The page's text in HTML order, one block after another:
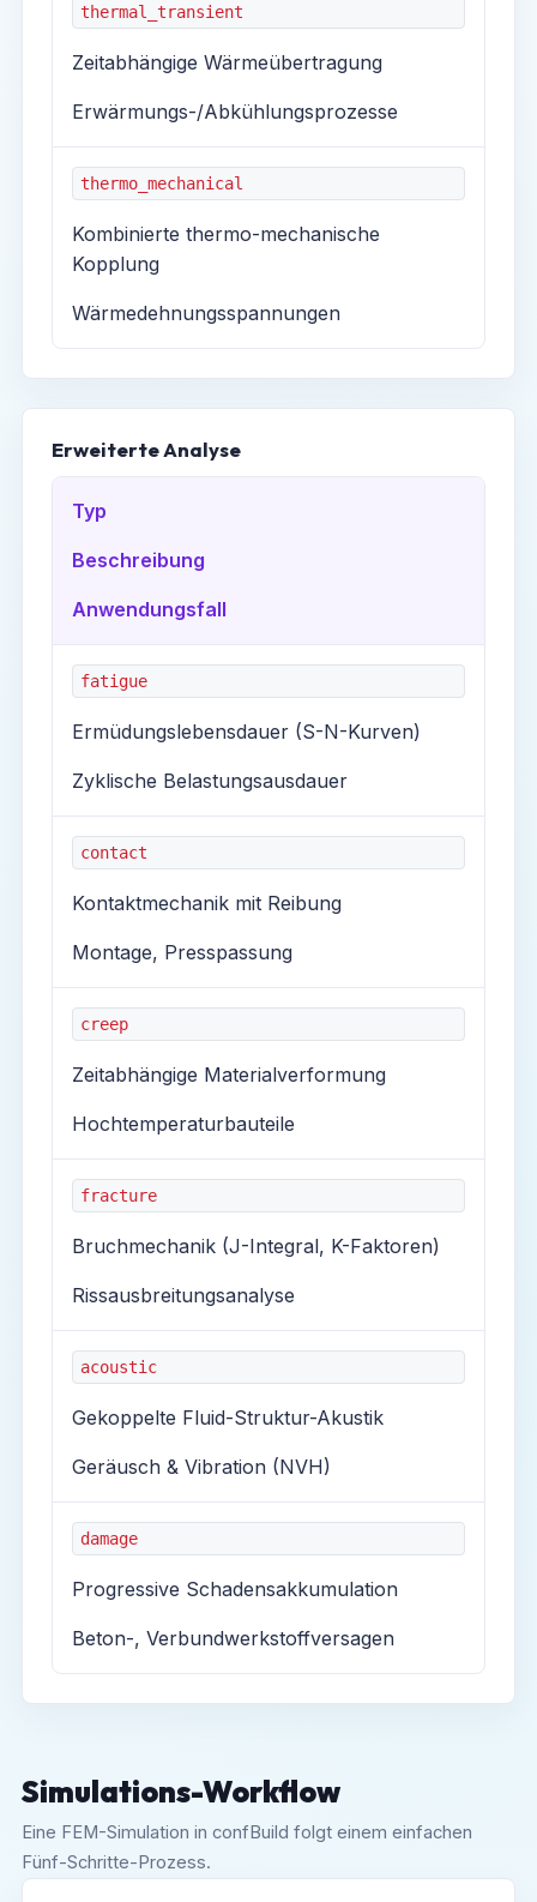
thermal_transient
Zeitabhängige Wärmeübertragung
Erwärmungs-/Abkühlungsprozesse
thermo_mechanical
Kombinierte thermo-mechanische
Kopplung
Wärmedehnungsspannungen
Erweiterte Analyse
Typ
Beschreibung
Anwendungsfall
fatigue
Ermüdungslebensdauer (S-N-Kurven)
Zyklische Belastungsausdauer
contact
Kontaktmechanik mit Reibung
Montage, Presspassung
creep
Zeitabhängige Materialverformung
Hochtemperaturbauteile
fracture
Bruchmechanik (J-Integral, K-Faktoren)
Rissausbreitungsanalyse
acoustic
Gekoppelte Fluid-Struktur-Akustik
Geräusch & Vibration (NVH)
damage
Progressive Schadensakkumulation
Beton-, Verbundwerkstoffversagen
Simulations-Workflow
Eine FEM-Simulation in confBuild folgt einem einfachen
Fünf-Schritte-Prozess.